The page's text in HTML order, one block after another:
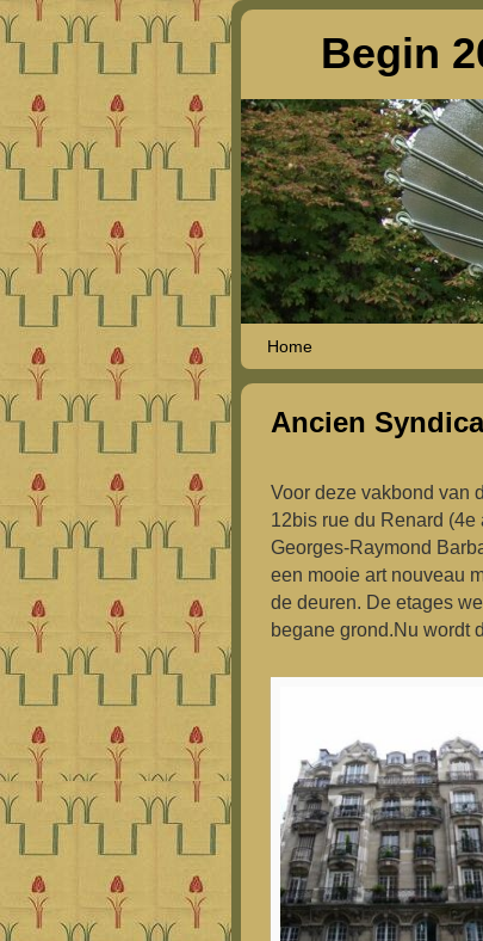
Begin
Home
Ancien
Voor deze vakbond van
12bis rue du Renard
Georges-Raymond
een mooie art nouveau
de deuren. De etages
begane grond.Nu wordt